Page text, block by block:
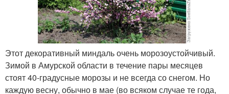
Этот декоративный миндаль очень морозоустойчивый.
Зимой в Амурской области в течение пары месяцев
стоят 40-градусные морозы и не всегда со снегом. Но
каждую весну, обычно в мае (во всяком случае те года,